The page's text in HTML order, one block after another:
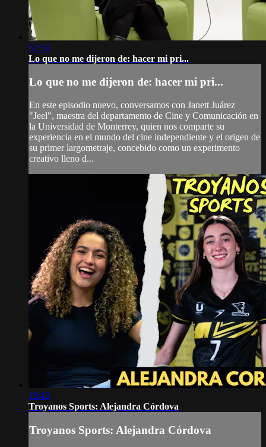
57:19
Lo que no me dijeron de: hacer mi pri...
Lo que no me dijeron de: hacer mi pri...
En este episodio nuevo, conversamos con Janett Juárez
"Jeel", maestra del departamento de Cine y Comunicación en
la Universidad de Monterrey, quien nos comparte su
experiencia en el mundo del cine independiente y el origen de
su primer largometraje, concebido como un experimento
creativo lleno d...
19:43
Troyanos Sports: Alejandra Córdova
Troyanos Sports: Alejandra Córdova